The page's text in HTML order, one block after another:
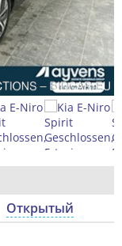
Открытый